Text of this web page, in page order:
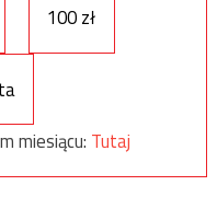
100 zł
miesiącu: Tutaj